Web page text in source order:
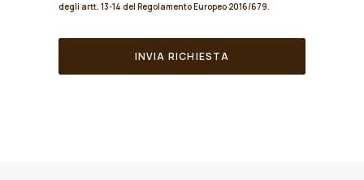
degli artt. 13-14 del Regolamento Europeo 2016/679.